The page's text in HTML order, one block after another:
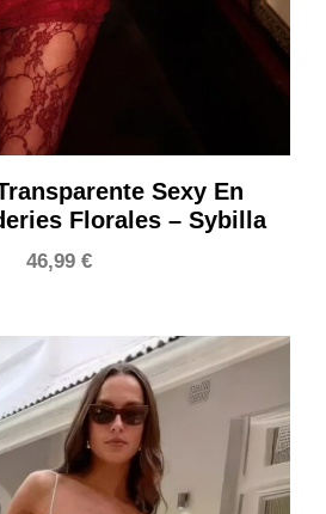
Sexy En
Florales – Sybilla
46,99 €